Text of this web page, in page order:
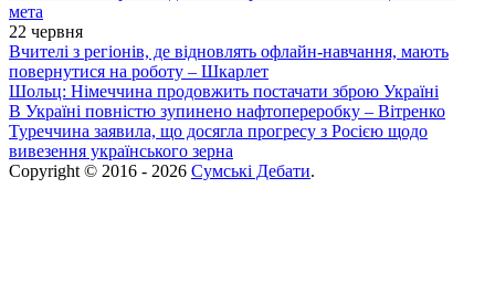
мета
22 червня
Вчителі з регіонів, де відновлять офлайн-навчання, мають
повернутися на роботу – Шкарлет
Шольц: Німеччина продовжить постачати зброю Україні
В Україні повністю зупинено нафтопереробку – Вітренко
Туреччина заявила, що досягла прогресу з Росією щодо
вивезення українського зерна
Copyright © 2016 - 2026 Сумські Дебати.